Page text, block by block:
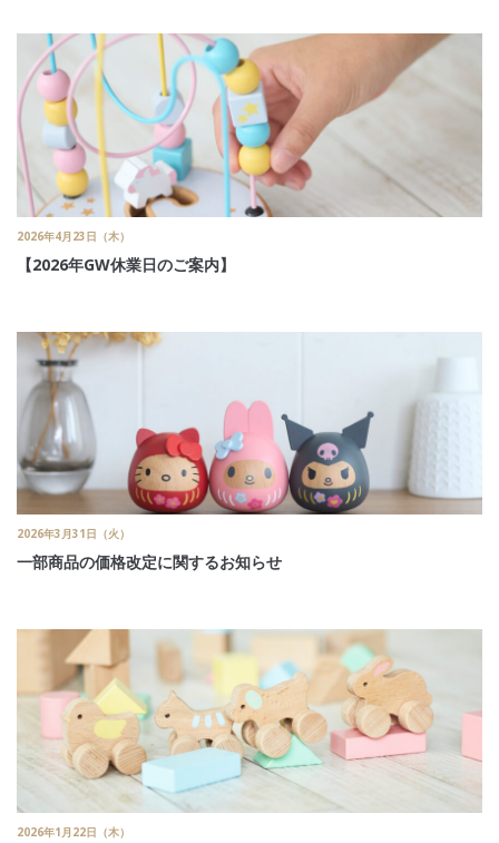
2026年4月23日（木）
【2026年GW休業日のご案内】
2026年3月31日（火）
一部商品の価格改定に関するお知らせ
2026年1月22日（木）